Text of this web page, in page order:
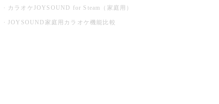
カラオケJOYSOUND for Steam（家庭用）
JOYSOUND家庭用カラオケ機能比較